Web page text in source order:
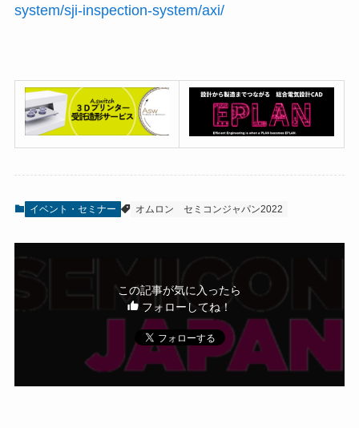
system/sji-inspection-system/axi/
イベント・セミナー オムロン セミコンジャパン2022
この記事が気に入ったら
フォローしてね！